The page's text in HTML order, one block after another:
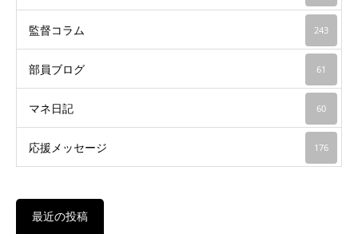
監督コラム 243
部員ブログ 61
マネ日記 60
応援メッセージ 176
最近の投稿